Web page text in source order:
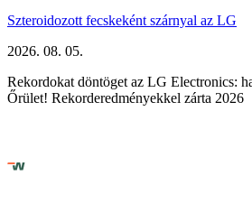
Szteroidozott fecskeként szárnyal az LG
2026. 08. 05.
Rekordokat döntöget az LG Electronics:
Őrület! Rekorderedményekkel zárta 2026